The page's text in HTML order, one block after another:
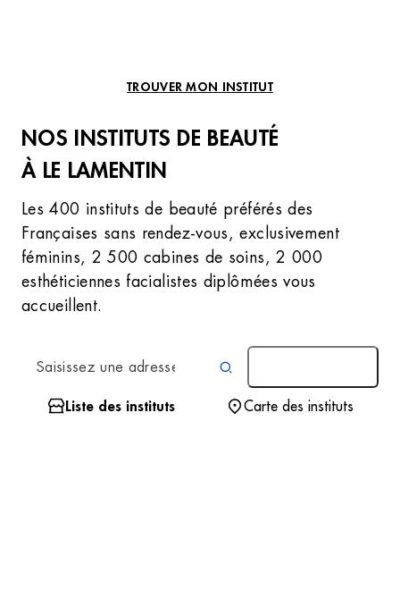
TROUVER MON INSTITUT
NOS INSTITUTS DE BEAUTÉ
À LE LAMENTIN
Les 400 instituts de beauté préférés des
Françaises sans rendez-vous, exclusivement
féminins, 2 500 cabines de soins, 2 000
esthéticiennes facialistes diplômées vous
accueillent.
Liste des instituts Carte des instituts